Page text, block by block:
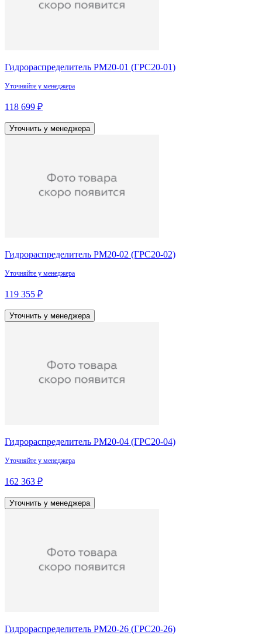
Гидрораспределитель РМ20-01 (ГРС20-01)
Уточняйте у менеджера
118 699 ₽
Уточнить у менеджера
Гидрораспределитель РМ20-02 (ГРС20-02)
Уточняйте у менеджера
119 355 ₽
Уточнить у менеджера
Гидрораспределитель РМ20-04 (ГРС20-04)
Уточняйте у менеджера
162 363 ₽
Уточнить у менеджера
Гидрораспределитель РМ20-26 (ГРС20-26)